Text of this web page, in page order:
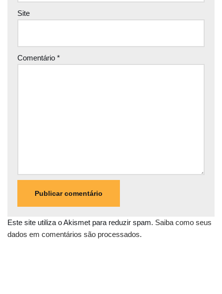
Site
Comentário *
Este site utiliza o Akismet para reduzir spam. Saiba como seus
dados em comentários são processados.